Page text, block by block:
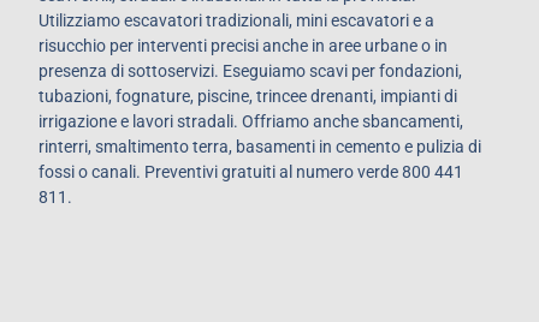
Utilizziamo escavatori tradizionali, mini escavatori e a
risucchio per interventi precisi anche in aree urbane o in
presenza di sottoservizi. Eseguiamo scavi per fondazioni,
tubazioni, fognature, piscine, trincee drenanti, impianti di
irrigazione e lavori stradali. Offriamo anche sbancamenti,
rinterri, smaltimento terra, basamenti in cemento e pulizia di
fossi o canali. Preventivi gratuiti al numero verde 800 441
811.